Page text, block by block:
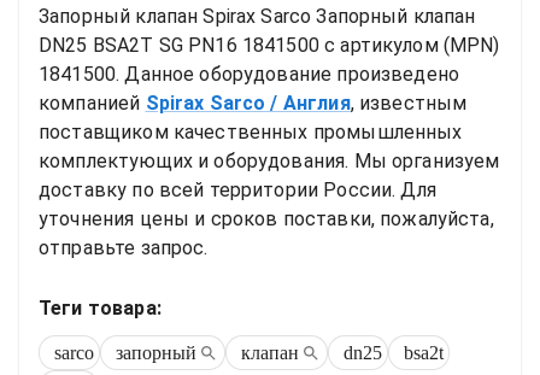
Запорный клапан Spirax Sarco Запорный клапан
DN25 BSA2T SG PN16 1841500
1841500. Данное оборудование произведено
компанией Spirax Sarco / Англия, известным
поставщиком качественных промышленных
комплектующих и оборудования. Мы организуем
доставку по всей территории России. Для
уточнения цены и сроков поставки, пожалуйста,
отправьте запрос.
Теги товара:
sarco запорный клапан dn25
bsa2t